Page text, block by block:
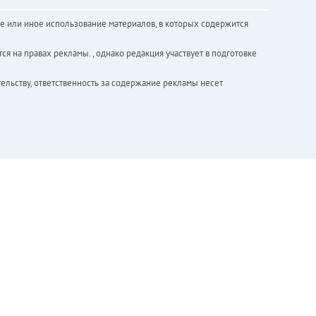
иное использование материалов, в которых содержится
правах рекламы. , однако редакция участвует в подготовке
ответственность за содержание рекламы несет